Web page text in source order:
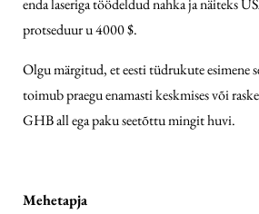
protseduur u 4000 $.
Olgu märgitud, et eesti tüdrukute esimene
toimub praegu enamasti keskmises või
GHB all ega paku seetõttu mingit huvi.
Mehetapja